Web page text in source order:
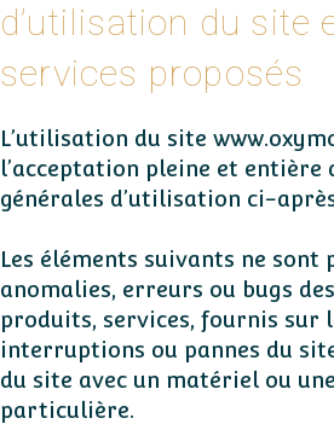
d’utilisation du site
services proposés
L’utilisation du site
l’acceptation pleine et entière
générales d’utilisation ci-
Les éléments suivants ne sont
anomalies, erreurs ou bugs
produits, services, fournis sur
interruptions ou pannes du
du site avec un matériel ou
particulière.